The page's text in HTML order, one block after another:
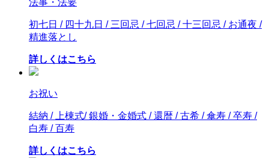
初七日 / 四十九日 / 三回忌 / 七回忌 / 十三回忌 / お通夜 /
精進落とし
詳しくはこちら
お祝い
結納 / 上棟式/ 銀婚・金婚式 / 還暦 / 古希 / 傘寿 / 卒寿 /
白寿 / 百寿
詳しくはこちら